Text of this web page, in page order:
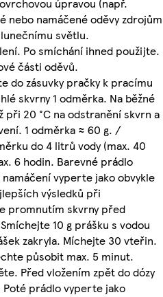
úpravou (např.
nebo namáčené oděvy zdrojům
světlu.
Po smíchání ihned použijte.
části oděvů.
do zásuvky pračky k pracímu
skvrny 1 odměrka. Na běžné
při 20 °C na odstranění skvrn a
1 odměrka ≈ 60 g. /
do 4 litrů vody (max. 40
6 hodin. Barevné prádlo
vyperte jako obvykle
výsledků při
promnutím skvrny před
10 g prášku s vodou
zakryla. Míchejte 30 vteřin.
působit max. 5 minut.
Před vložením zpět do dózy
prádlo vyperte jako